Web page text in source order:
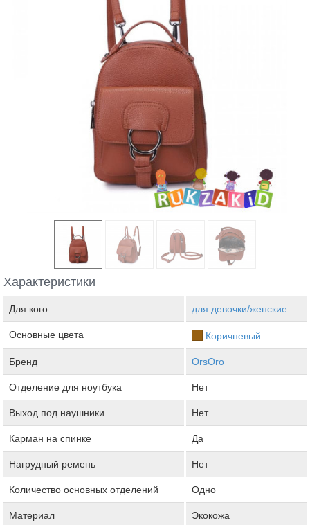
Характеристики
Для кого для девочки/женские
Основные цвета Коричневый
Бренд OrsOro
Отделение для ноутбука Нет
Выход под наушники Нет
Карман на спинке Да
Нагрудный ремень Нет
Количество основных отделений Одно
Материал Экокожа